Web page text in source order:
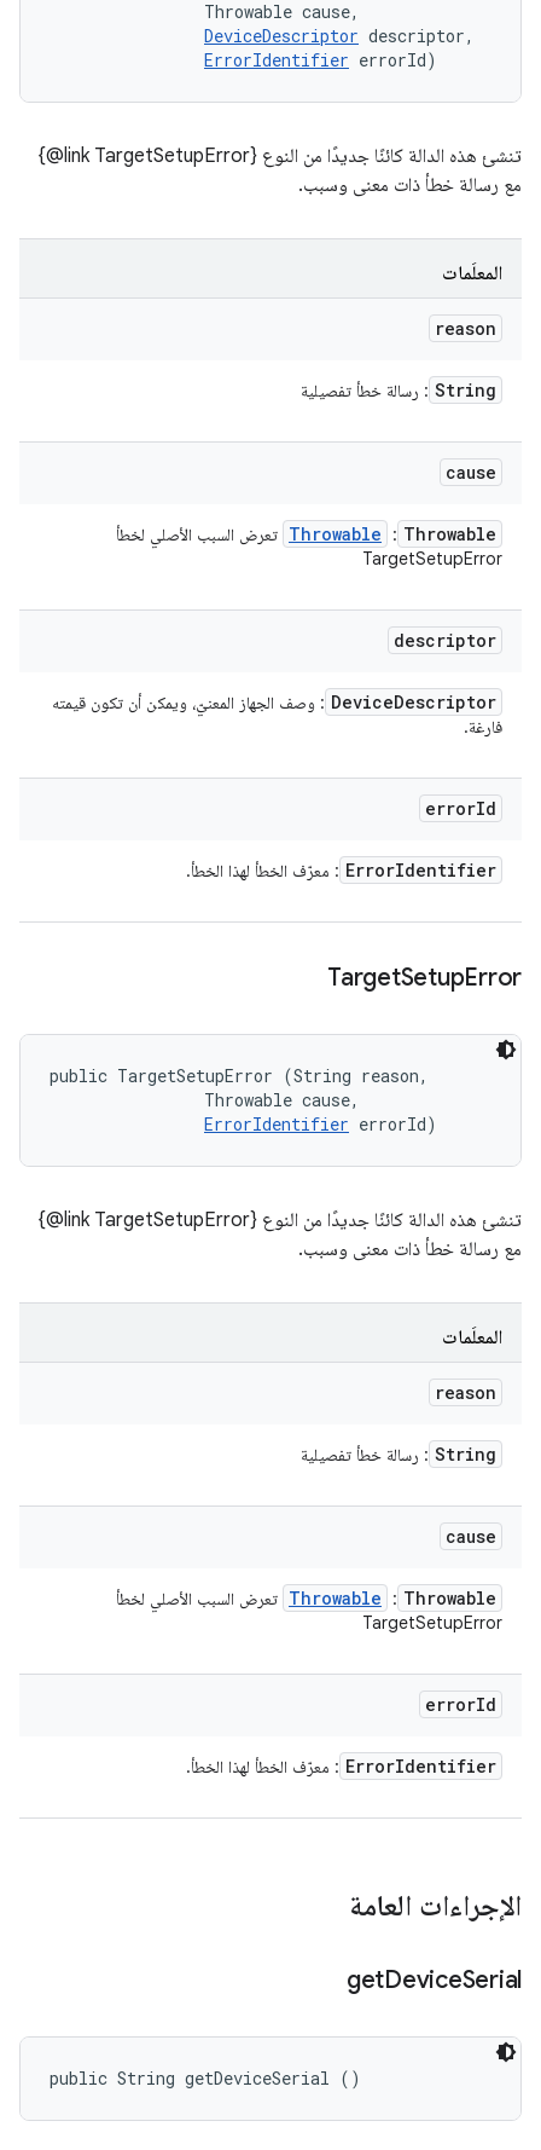
                Throwable cause,
DeviceDescriptor descriptor,
ErrorIdentifier errorId)
تنشئ هذه الدالة كائنًا جديدًا من النوع ‎{@link TargetSetupError}
مع رسالة خطأ ذات معنى وسبب.
المعلَمات
reason
String : رسالة خطأ تفصيلية
cause
Throwable
:
Throwable تعرض السبب الأصلي لخطأ
TargetSetupError
descriptor
DeviceDescriptor
: وصف الجهاز المعنيّ، ويمكن أن تكون قيمته
فارغة.
errorId
ErrorIdentifier : معرّف الخطأ لهذا الخطأ.
TargetSetupError
public TargetSetupError (String reason,
                Throwable cause,
ErrorIdentifier errorId)
تنشئ هذه الدالة كائنًا جديدًا من النوع ‎{@link TargetSetupError}
مع رسالة خطأ ذات معنى وسبب.
المعلَمات
reason
String : رسالة خطأ تفصيلية
cause
Throwable
:
Throwable تعرض السبب الأصلي لخطأ
TargetSetupError
errorId
ErrorIdentifier : معرّف الخطأ لهذا الخطأ.
الإجراءات العامة
getDeviceSerial
public String getDeviceSerial ()